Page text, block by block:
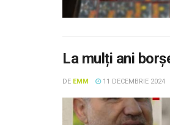
La mulți ani
DE EMM 11 DECEMBRIE 2024